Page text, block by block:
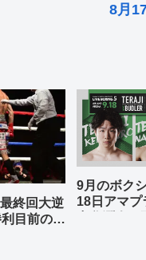
8月
終回大逆
目前の村
9月のボク
18日アマプ